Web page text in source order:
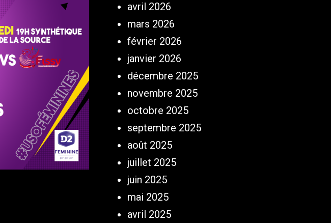
avril 2026
mars 2026
février 2026
janvier 2026
décembre 2025
novembre 2025
octobre 2025
septembre 2025
août 2025
juillet 2025
juin 2025
mai 2025
avril 2025